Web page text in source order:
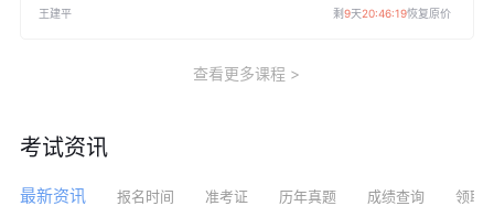
王建平 剩9天20:46:19恢复原价
查看更多课程
考试资讯
最新资讯 报名时间 准考证 历年真题 成绩查询 领取